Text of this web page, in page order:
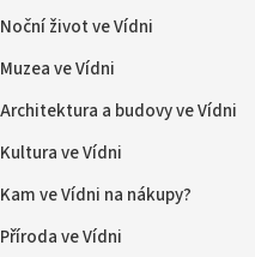
Noční život ve Vídni
Muzea ve Vídni
Architektura a budovy ve Vídni
Kultura ve Vídni
Kam ve Vídni na nákupy?
Příroda ve Vídni